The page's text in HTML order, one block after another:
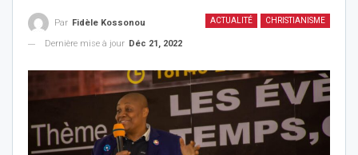
ACTUALITÉ CHRISTIANISME
Par Fidèle Kossonou
Dernière mise à jour Déc 21, 2022